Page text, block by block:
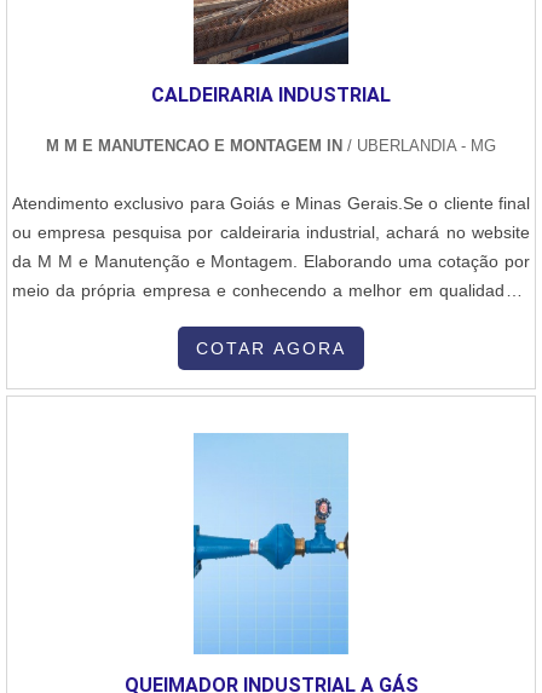
CALDEIRARIA INDUSTRIAL
M M E MANUTENCAO E MONTAGEM IN / UBERLANDIA - MG
Atendimento exclusivo para Goiás e Minas Gerais.Se o cliente final
ou empresa pesquisa por caldeiraria industrial, achará no website
da M M e Manutenção e Montagem. Elaborando uma cotação por
meio da própria empresa e conhecendo a melhor em qualidade e
M e Manutenção e Montagem o cliente encontrará precisão com
canaliza seus recursos em produzir uma estrutura para os
atividades e biblioteca técnica de apoio, tudo isso para garantir que
se tenha caldeiraria industrial com precisão.Há muitas maneiras
eficientes de uma empresa demonstrar competência, excelência e
destaque em sua área de atuação. A M M e Manutenção e
COTAR AGORA
QUEIMADOR INDUSTRIAL A GÁS